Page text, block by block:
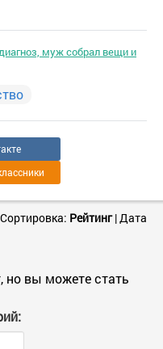
муж собрал вещи и
Сортировка: Рейтинг| Дата
но вы можете стать